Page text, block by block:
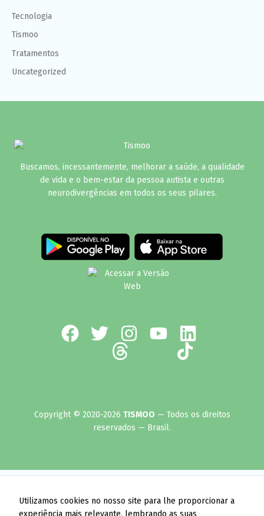
Tecnologia
Tismoo
Tratamentos
Uncategorized
Buscamos, incessantemente, melhorar a saúde, a qualidade
de vida e o bem-estar da pessoa autista e outras
neurodivergências em todos os seus pilares.
Copyright © 2020-2026 TISMOO — Todos os direitos
reservados — Brasil.
Utilizamos cookies no nosso site para lhe proporcionar a
experiência mais relevante, lembrando as suas